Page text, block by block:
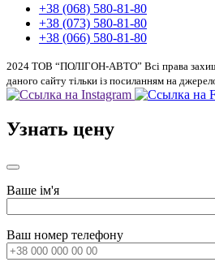
+38 (068) 580-81-80
+38 (073) 580-81-80
+38 (066) 580-81-80
2024 ТОВ “ПОЛІГОН-АВТО” Всі права
даного сайту тільки із посиланням на
Узнать цену
Ваше ім'я
Ваш номер телефону